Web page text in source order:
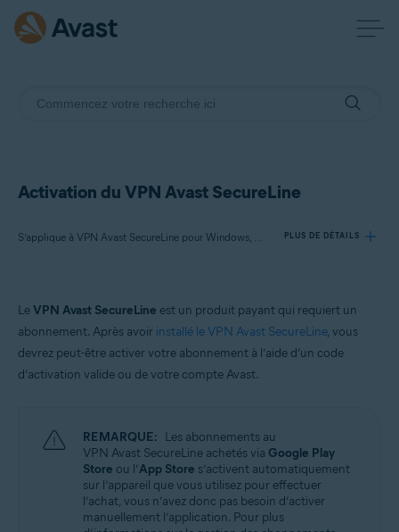
Activation du VPN Avast SecureLine
S’applique à VPN Avast SecureLine pour Windows, VPN Avast SecureLine pour Mac, VPN Avast SecureLine pour Android, VPN Avast SecureLine pour iOS PLUS DE DÉTAILS
Produits:
VPN Avast SecureLine 5.x pour Windows
VPN Avast SecureLine 6.x pour Android
VPN Avast SecureLine 6.x pour iOS
Microsoft Windows 11 Famille/Pro/Entreprise/Éducation
Microsoft Windows 10 Famille/Pro/Entreprise/Éducation (32/64 bits)
Microsoft Windows 8.1/Professionnel/Entreprise (32/64 bits)
Microsoft Windows 8/Professionnel/Entreprise (32/64 bits)
Microsoft Windows 7 Édition Familiale Basique/Édition Familiale
Premium/Professionnel/Entreprise/Édition Intégrale - Service Pack 1
LeVPN Avast SecureLine est un produit payant qui requiert un
abonnement. Après avoir installé le VPN Avast SecureLine, vous
devrez peut-être activer votre abonnement à l’aide d’un code
d’activation valide ou de votre compte Avast.
REMARQUE: Les abonnements au
VPN Avast SecureLine achetés via Google Play
Store ou l’App Store s’activent automatiquement
sur l’appareil que vous utilisez pour effectuer
l’achat, vous n’avez donc pas besoin d’activer
manuellement l’application. Pour plus